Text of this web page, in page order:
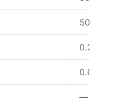
50 Гц
0.23 Вт
0.69 А
— мм